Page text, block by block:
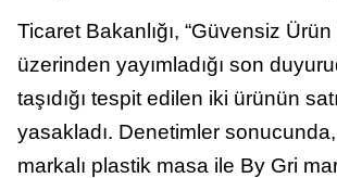
Ticaret Bakanlığı, “Güvensiz
üzerinden yayımladığı son
taşıdığı tespit edilen iki ürünün
yasakladı. Denetimler
markalı plastik masa ile By Gri